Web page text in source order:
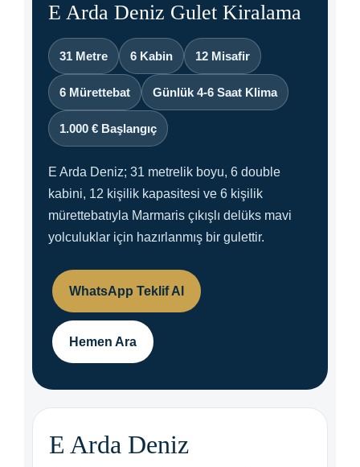
E Arda Deniz Gulet Kiralama
31 Metre 6 Kabin 12 Misafir
6 Mürettebat Günlük 4-6 Saat Klima
1.000 € Başlangıç
E Arda Deniz; 31 metrelik boyu, 6 double
kabini, 12 kişilik kapasitesi ve 6 kişilik
mürettebatıyla Marmaris çıkışlı delüks mavi
yolculuklar için hazırlanmış bir gulettir.
WhatsApp Teklif Al
Hemen Ara
E Arda Deniz